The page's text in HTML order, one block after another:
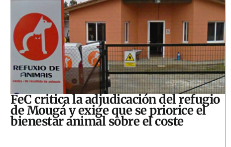
FeC critica la adjudicación del refugio
de Mougá y exige que se priorice el
bienestar animal sobre el coste